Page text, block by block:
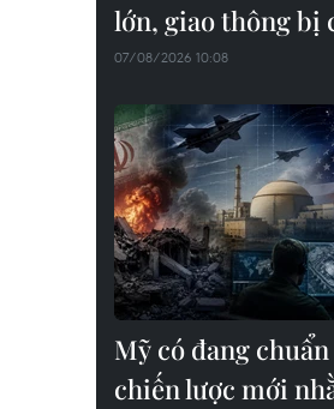
lớn, giao thông bị
07/08/2026 10:08
Mỹ có đang
chiến lược mới